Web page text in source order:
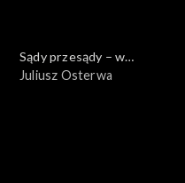
Sądy przesądy – w
powiększeniu
Juliusz Osterwa